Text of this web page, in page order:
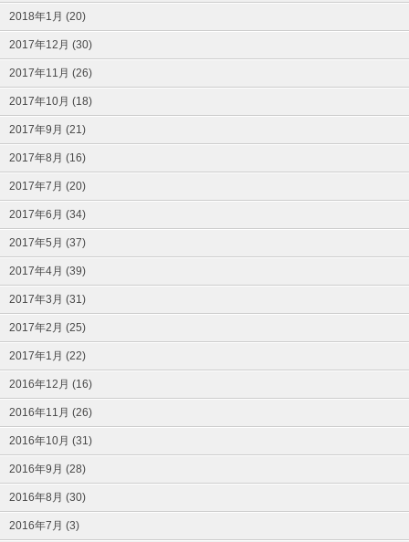
2018年1月 (20)
2017年12月 (30)
2017年11月 (26)
2017年10月 (18)
2017年9月 (21)
2017年8月 (16)
2017年7月 (20)
2017年6月 (34)
2017年5月 (37)
2017年4月 (39)
2017年3月 (31)
2017年2月 (25)
2017年1月 (22)
2016年12月 (16)
2016年11月 (26)
2016年10月 (31)
2016年9月 (28)
2016年8月 (30)
2016年7月 (3)